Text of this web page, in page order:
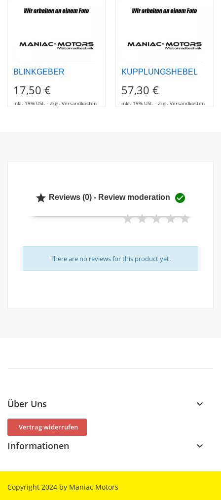
BLINKGEBER
17,50 €
inkl. 19% USt. - zzgl. Versandkosten
KUPPLUNGSHEBEL
57,30 €
inkl. 19% USt. - zzgl. Versandkosten
 Reviews (0) - Review moderation 
There are no reviews for this product yet.
Über Uns keyboard_arrow_down
Vertrag widerrufen
Informationen keyboard_arrow_down
Copyright 2024 by Maniac Motors